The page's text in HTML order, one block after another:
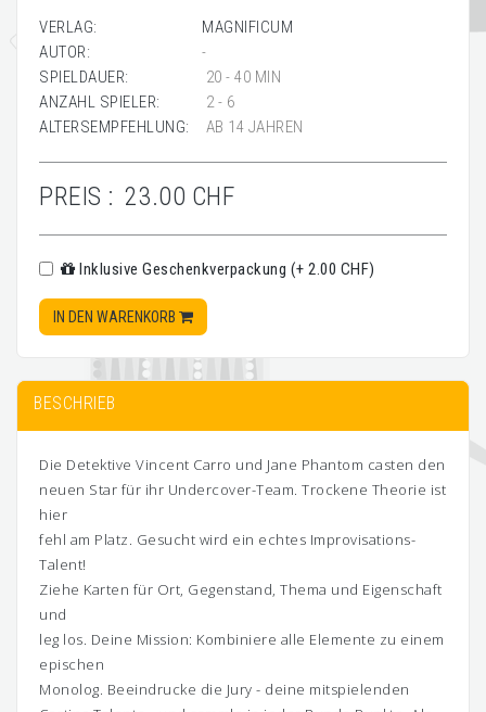
VERLAG:
MAGNIFICUM
AUTOR:
-
SPIELDAUER:
20 - 40 MIN
ANZAHL SPIELER:
2 - 6
ALTERSEMPFEHLUNG:
AB 14 JAHREN
PREIS : 23.00 CHF
Inklusive Geschenkverpackung (+ 2.00 CHF)
IN DEN WARENKORB
BESCHRIEB
Die Detektive Vincent Carro und Jane Phantom casten den
neuen Star für ihr Undercover-Team. Trockene Theorie ist
hier
fehl am Platz. Gesucht wird ein echtes Improvisations-
Talent!
Ziehe Karten für Ort, Gegenstand, Thema und Eigenschaft
und
leg los. Deine Mission: Kombiniere alle Elemente zu einem
epischen
Monolog. Beeindrucke die Jury - deine mitspielenden